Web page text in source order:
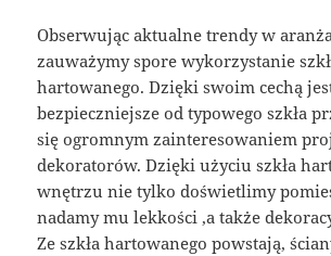
Obserwując aktualne trendy w
zauważymy spore wykorzystanie
hartowanego. Dzięki swoim cechą
bezpieczniejsze od typowego szkła
się ogromnym zainteresowaniem
dekoratorów. Dzięki użyciu szkła
wnętrzu nie tylko doświetlimy
nadamy mu lekkości ,a także
Ze szkła hartowanego powstają,